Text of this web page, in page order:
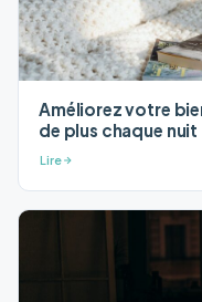
Améliorez votre
de plus chaque nuit
Lire